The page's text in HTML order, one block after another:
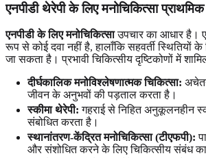
एनपीडी थेरेपी के लिए मनोचिकित्सा
एनपीडी के लिए मनोचिकित्साउपचार का आधार है।
रूप से कोई दवा नहीं है, हालाँकि सहवर्ती स्थितियों के
जा सकता है। प्रभावी चिकित्सीय दृष्टिकोणों में
दीर्घकालिक मनोविश्लेषणात्मक चिकित्सा:
जीवन के अनुभवों की पड़ताल करता है।
स्कीमा थेरेपी: गहराई से निहित अनुकूलनहीन
संबोधित करता है।
स्थानांतरण-केंद्रित मनोचिकित्सा (टीएफपी):
और संशोधित करने के लिए चिकित्सीय संबंध